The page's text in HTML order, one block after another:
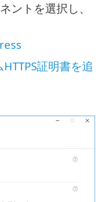
ントを選択し、
証明書を追